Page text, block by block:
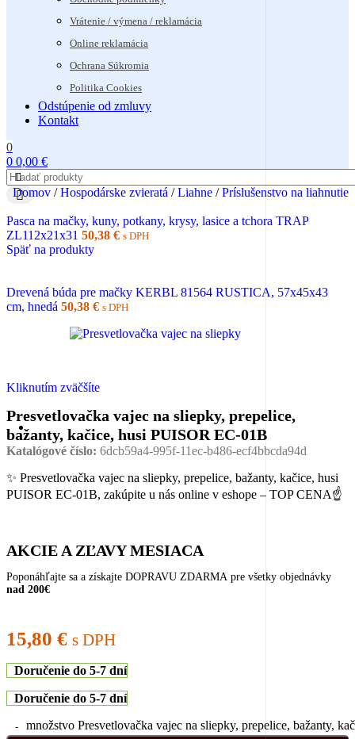
Vrátenie / výmena / reklamácia
Online reklamácia
Ochrana Súkromia
Politika Cookies
Odstúpenie od zmluvy
Kontakt
0
0 0,00 €
Domov / Hospodárske zvieratá / Liahne / Príslušenstvo na liahnutie
Pasca na mačky, kuny, potkany, krysy, lasice a tchora TRAP
ZL112x21x31 50,38 € s DPH
Späť na produkty
Drevená búda pre mačky KERBL 81564 RUSTICA, 57x45x43
cm, hnedá 50,38 € s DPH
Kliknutím zväčšíte
Presvetlovačka vajec na sliepky, prepelice,
bažanty, kačice, husi PUISOR EC-01B
Katalógové číslo: 6dcb59a4-995f-11ec-b486-ecf4bbcda94d
✨ Presvetlovačka vajec na sliepky, prepelice, bažanty, kačice, husi
PUISOR EC-01B, zakúpite u nás online v eshope – TOP CENA☝
AKCIE A ZĽAVY MESIACA
Poponáhľajte sa a získajte DOPRAVU ZDARMA pre všetky objednávky
nad 200€
15,80 € s DPH
Doručenie do 5-7 dní
Doručenie do 5-7 dní
množstvo Presvetlovačka vajec na sliepky, prepelice, bažanty,